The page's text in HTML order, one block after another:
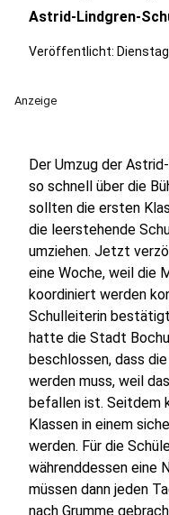
Astrid-Lindgren-
Veröffentlicht:
Anzeige
Der Umzug der
so schnell über die
sollten die ersten
die leerstehende
umziehen. Jetzt
eine Woche, weil die
koordiniert werden
Schulleiterin
hatte die Stadt
beschlossen, dass
werden muss, weil
befallen ist. Seitdem
Klassen in einem
werden. Für die
währenddessen eine
müssen dann jeden
nach Grumme